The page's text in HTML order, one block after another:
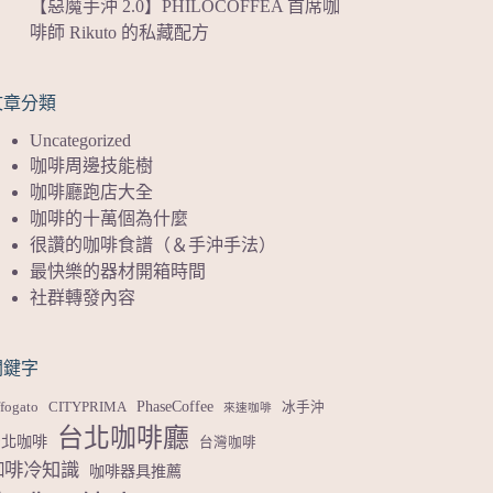
【惡魔手沖 2.0】PHILOCOFFEA 首席咖
啡師 Rikuto 的私藏配方
分類
Uncategorized
咖啡周邊技能樹
咖啡廳跑店大全
咖啡的十萬個為什麼
很讚的咖啡食譜（＆手沖手法）
最快樂的器材開箱時間
社群轉發內容
字
CITYPRIMA PhaseCoffee 來速咖啡 冰手沖
咖啡 台北咖啡廳 台灣咖啡
啡冷知識 咖啡器具推薦